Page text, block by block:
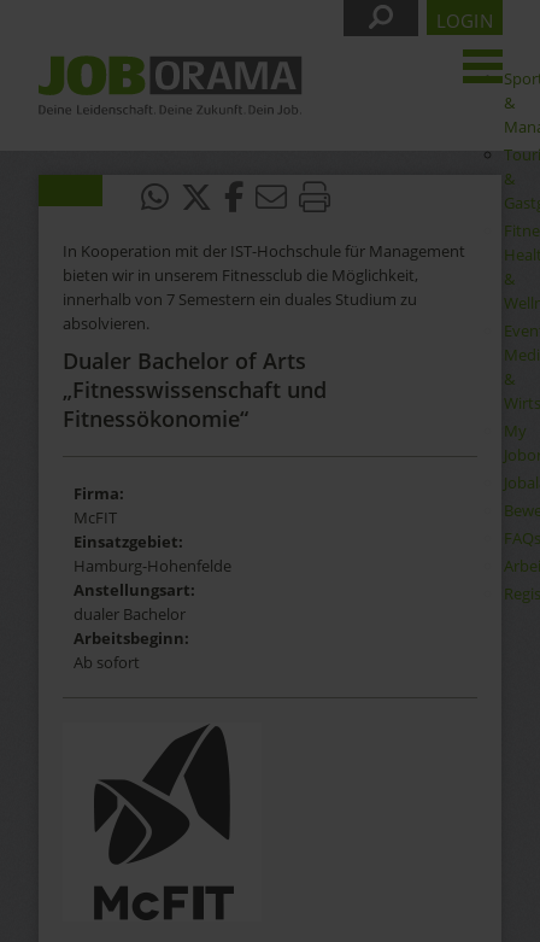
&
&
&
&
My
FAQs
LOGIN
In Kooperation mit der IST-Hochschule für Management
bieten wir in unserem Fitnessclub die Möglichkeit,
innerhalb von 7 Semestern ein duales Studium zu
absolvieren.
Dualer Bachelor of Arts
„Fitnesswissenschaft und
Fitnessökonomie“
Firma:
McFIT
Einsatzgebiet:
Hamburg-Hohenfelde
Anstellungsart:
dualer Bachelor
Arbeitsbeginn:
Ab sofort